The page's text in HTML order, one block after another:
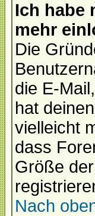
Ich habe
mehr
Die
die E-
hat
vielleicht
dass
Größe
Nach